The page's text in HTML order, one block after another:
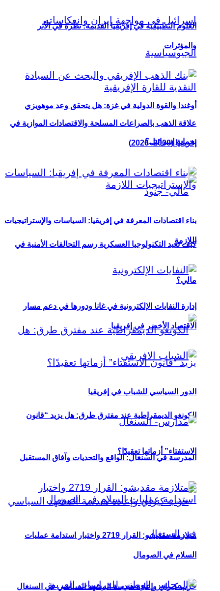
أوغندا والقوة الدولية في غزة: هل يتحقق وعد موهويزي
بحماية إسرائيل؟
كيف تعيد التكنولوجيا العسكرية رسم التحالفات الأمنية في
مالي؟
الكونغو الديمقراطية عند مفترق طرق: هل يزيد “قانون
الاستفتاء” أزماتها تعقيدًا؟
حزب كيراي وإعادة هندسة المشهد السياسي في السنغال
العلوم التطبيقية في إفريقيا القديمة: نظرة في الأثر
والمؤثرات
علاقة الذهب بالصراعات المسلحة والاقتصادات الموازية في
إفريقيا (2000–2026)
بناء اقتصادات المعرفة في إفريقيا: السياسات والإستراتيجيات
اللازمة
إدارة النفايات الإلكترونية في غانا ودورها في دعم مسار
الاقتصاد الأخضر في إفريقيا
الدور السياسي للشباب في إفريقيا
المدرسة في السنغال: الواقع والتحديات وآفاق المستقبل
متلازمة مقديشو: القرار 2719 واختبار استدامة عمليات
السلام في الصومال